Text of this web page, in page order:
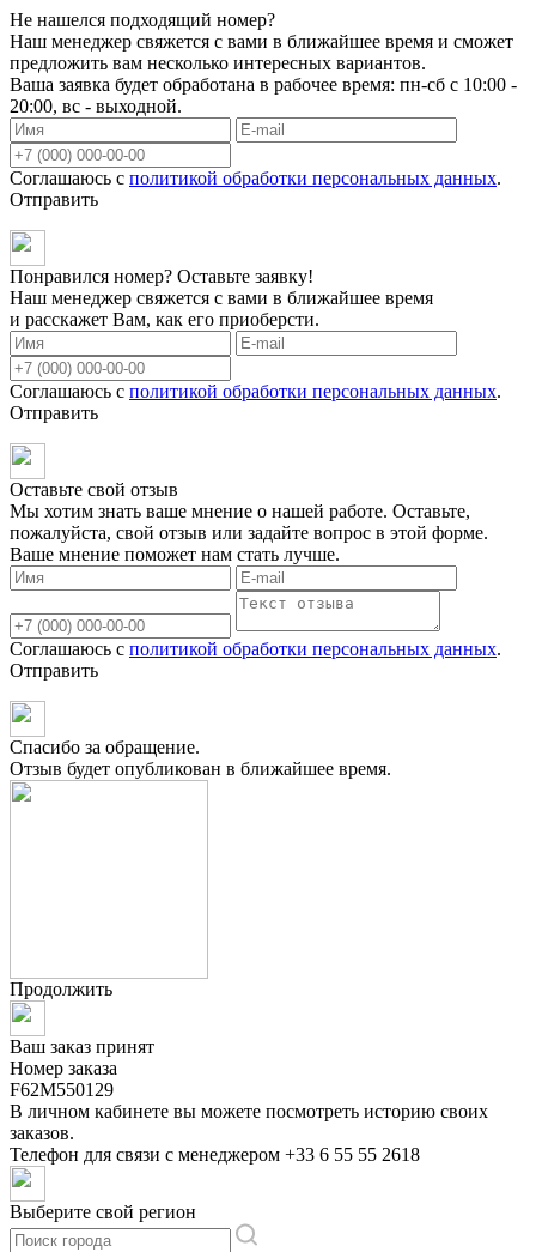
Не нашелся подходящий номер?
Наш менеджер свяжется с вами в ближайшее время и сможет
предложить вам несколько интересных вариантов.
Ваша заявка будет обработана в рабочее время: пн-сб с 10:00 -
20:00, вс - выходной.
Соглашаюсь с политикой обработки персональных данных.
Отправить
Понравился номер? Оставьте заявку!
Наш менеджер свяжется с вами в ближайшее время
и расскажет Вам, как его приоберсти.
Соглашаюсь с политикой обработки персональных данных.
Отправить
Оставьте свой отзыв
Мы хотим знать ваше мнение о нашей работе. Оставьте,
пожалуйста, свой отзыв или задайте вопрос в этой форме.
Ваше мнение поможет нам стать лучше.
Соглашаюсь с политикой обработки персональных данных.
Отправить
Спасибо за обращение.
Отзыв будет опубликован в ближайшее время.
Продолжить
Ваш заказ принят
Номер заказа
F62M550129
В личном кабинете вы можете посмотреть историю своих
заказов.
Телефон для связи с менеджером +33 6 55 55 2618
Выберите свой регион